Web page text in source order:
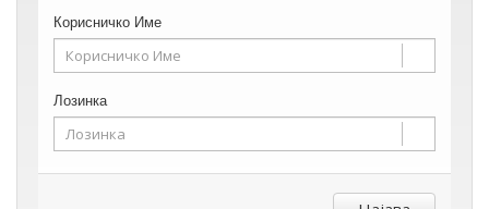
Корисничко Име
Лозинка